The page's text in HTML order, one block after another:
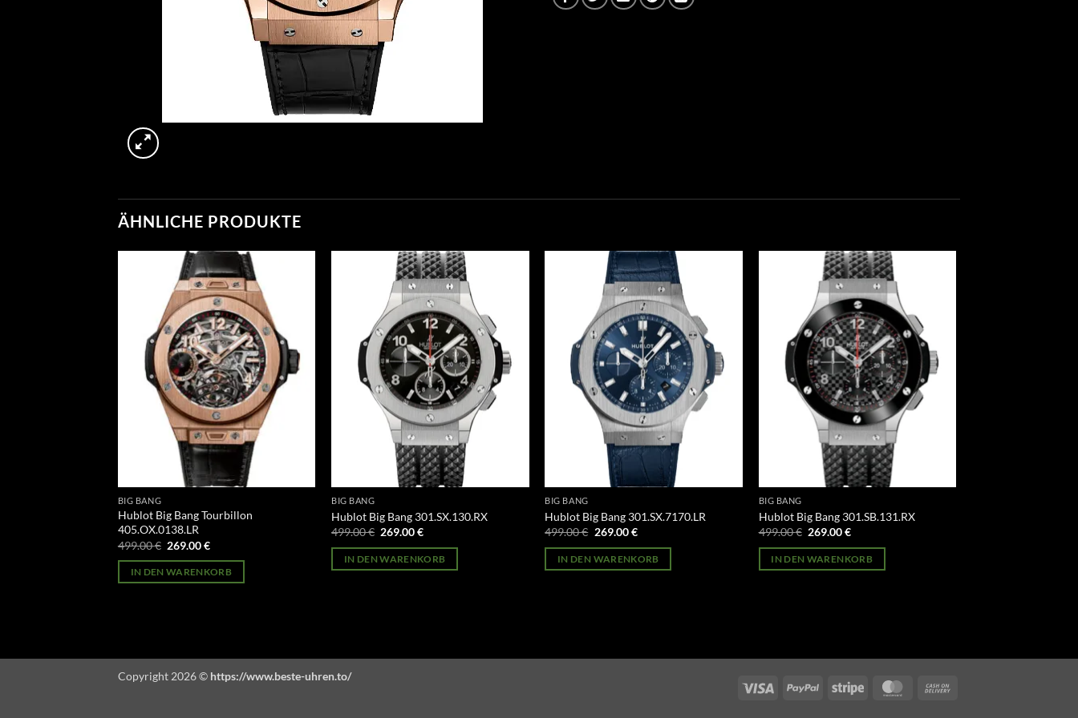
ÄHNLICHE PRODUKTE
BIG BANG
Hublot Big Bang Tourbillon
405.OX.0138.LR
499.00€ Ursprünglicher
war:
499.00 €
269.00€Aktueller
ist:
269.00 €.
IN DEN WARENKORB
BIG BANG
Hublot Big Bang 301.SX.130.RX
499.00€ Ursprünglicher
war:
499.00 €
269.00€Aktueller
ist:
269.00 €.
IN DEN WARENKORB
BIG BANG
Hublot Big Bang 301.SX.7170.LR
499.00€ Ursprünglicher
war:
499.00 €
269.00€Aktueller
ist:
269.00 €.
IN DEN WARENKORB
BIG BANG
Hublot Big Bang 301.SB.131.RX
499.00€ Ursprünglicher
war:
499.00 €
269.00€Aktueller
ist:
269.00 €.
IN DEN WARENKORB
Visa PayPal Stripe MasterCard
Copyright 2026 © https://www.beste-uhren.to/